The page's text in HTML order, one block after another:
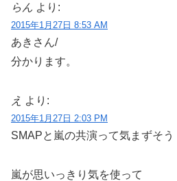
らん より:
2015年1月27日 8:53 AM
あきさん/
分かります。
え より:
2015年1月27日 2:03 PM
SMAPと嵐の共演って気まずそう
嵐が思いっきり気を使って